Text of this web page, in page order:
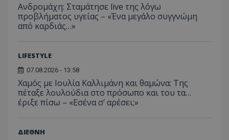
Ανδρομάχη: Σταμάτησε live της λόγω
προβλήματος υγείας – «Ένα μεγάλο συγγνώμη
από καρδιάς…»
LIFESTYLE
07.08.2026 - 13:58
Χαμός με Ιουλία Καλλιμάνη και θαμώνα: Της
πέταξε λουλούδια στο πρόσωπο και του τα…
έριξε πίσω – «Εσένα σ’ αρέσει;»
ΔΙΕΘΝΗ